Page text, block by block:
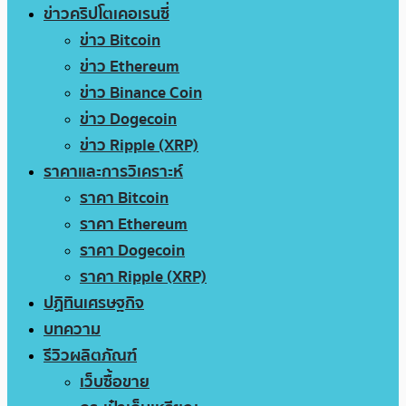
ข่าวคริปโตเคอเรนซี่
ข่าว Bitcoin
ข่าว Ethereum
ข่าว Binance Coin
ข่าว Dogecoin
ข่าว Ripple (XRP)
ราคาและการวิเคราะห์
ราคา Bitcoin
ราคา Ethereum
ราคา Dogecoin
ราคา Ripple (XRP)
ปฏิทินเศรษฐกิจ
บทความ
รีวิวผลิตภัณฑ์
เว็บซื้อขาย